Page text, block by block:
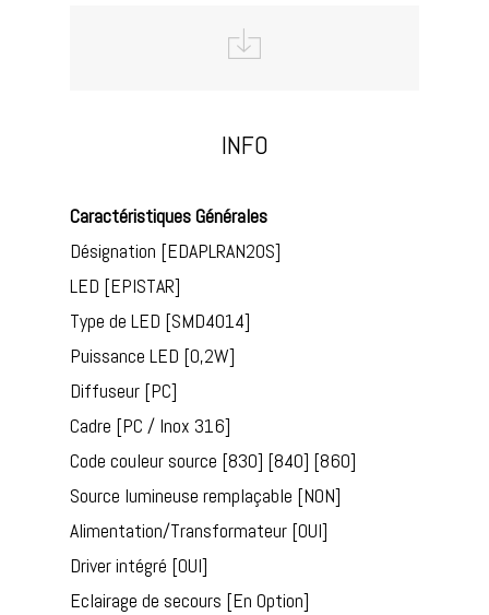
INFO
Caractéristiques Générales
Désignation [EDAPLRAN20S]
LED [EPISTAR]
Type de LED [SMD4014]
Puissance LED [0,2W]
Diffuseur [PC]
Cadre [PC / Inox 316]
Code couleur source [830] [840] [860]
Source lumineuse remplaçable [NON]
Alimentation/Transformateur [OUI]
Driver intégré [OUI]
Eclairage de secours [En Option]